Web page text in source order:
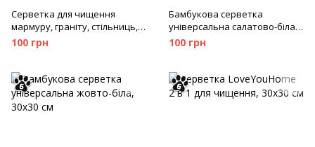
Серветка для чищення
мармуру, граніту, стільниць,
30х30 см
100 грн
Бамбукова серветка
універсальна салатово-біла,
30х30 см
100 грн